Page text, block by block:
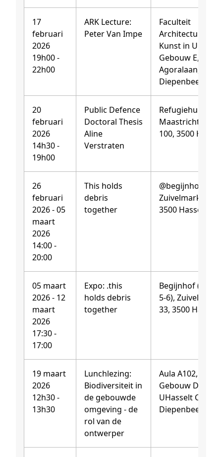
17
februari
2026
19h00 -
22h00
ARK Lecture:
Peter Van Impe
Faculteit
Architectuur en
Kunst in
Gebouw E,
Agoralaan, 3590
Diepenbeek
20
februari
2026
14h30 -
19h00
Public Defence
Doctoral Thesis
Aline
Verstraten
Refugiehuis,
100, 3500
26
februari
2026 - 05
maart
2026
14:00 -
20:00
This holds
debris
together
@begijnhof,
Zuivelmarkt 33,
3500 Hasselt
05 maart
2026 - 12
maart
2026
17:30 -
17:00
Expo: .this
holds debris
together
Begijnhof (huisje
5-6), Zuivelmarkt
33, 3500 Hasselt
19 maart
2026
12h30 -
13h30
Lunchlezing:
Biodiversiteit in
de gebouwde
omgeving - de
rol van de
ontwerper
Aula A102,
Gebouw D,
UHasselt
Diepenbeek